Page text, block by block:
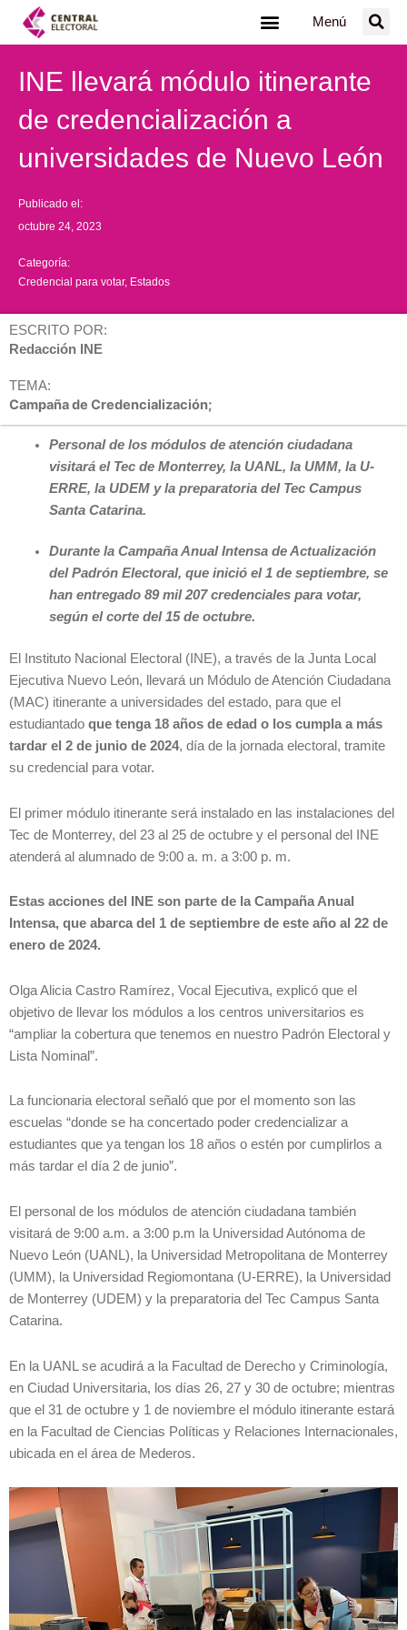
Menú
INE llevará módulo itinerante
de credencialización a
universidades de Nuevo León
Publicado el:
octubre 24, 2023
Categoría:
Credencial para votar, Estados
ESCRITO POR:
Redacción INE
TEMA:
Campaña de Credencialización;
Personal de los módulos de atención ciudadana
visitará el Tec de Monterrey, la UANL, la UMM, la U-
ERRE, la UDEM y la preparatoria del Tec Campus
Santa Catarina.
Durante la Campaña Anual Intensa de Actualización
del Padrón Electoral, que inició el 1 de septiembre, se
han entregado 89 mil 207 credenciales para votar,
según el corte del 15 de octubre.
El Instituto Nacional Electoral (INE), a través de la Junta Local
Ejecutiva Nuevo León, llevará un Módulo de Atención Ciudadana
(MAC) itinerante a universidades del estado, para que el
estudiantado que tenga 18 años de edad o los cumpla a más
tardar el 2 de junio de 2024, día de la jornada electoral, tramite
su credencial para votar.
El primer módulo itinerante será instalado en las instalaciones del
Tec de Monterrey, del 23 al 25 de octubre y el personal del INE
atenderá al alumnado de 9:00 a. m. a 3:00 p. m.
Estas acciones del INE son parte de la Campaña Anual
Intensa, que abarca del 1 de septiembre de este año al 22 de
enero de 2024.
Olga Alicia Castro Ramírez, Vocal Ejecutiva, explicó que el
objetivo de llevar los módulos a los centros universitarios es
“ampliar la cobertura que tenemos en nuestro Padrón Electoral y
Lista Nominal”.
La funcionaria electoral señaló que por el momento son las
escuelas “donde se ha concertado poder credencializar a
estudiantes que ya tengan los 18 años o estén por cumplirlos a
más tardar el día 2 de junio”.
El personal de los módulos de atención ciudadana también
visitará de 9:00 a.m. a 3:00 p.m la Universidad Autónoma de
Nuevo León (UANL), la Universidad Metropolitana de Monterrey
(UMM), la Universidad Regiomontana (U-ERRE), la Universidad
de Monterrey (UDEM) y la preparatoria del Tec Campus Santa
Catarina.
En la UANL se acudirá a la Facultad de Derecho y Criminología,
en Ciudad Universitaria, los días 26, 27 y 30 de octubre; mientras
que el 31 de octubre y 1 de noviembre el módulo itinerante estará
en la Facultad de Ciencias Políticas y Relaciones Internacionales,
ubicada en el área de Mederos.